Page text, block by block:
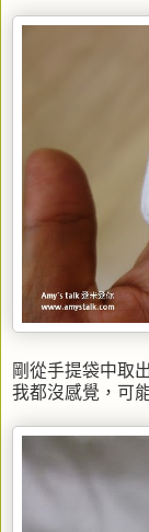
剛從手提袋中取
我都沒感覺，可